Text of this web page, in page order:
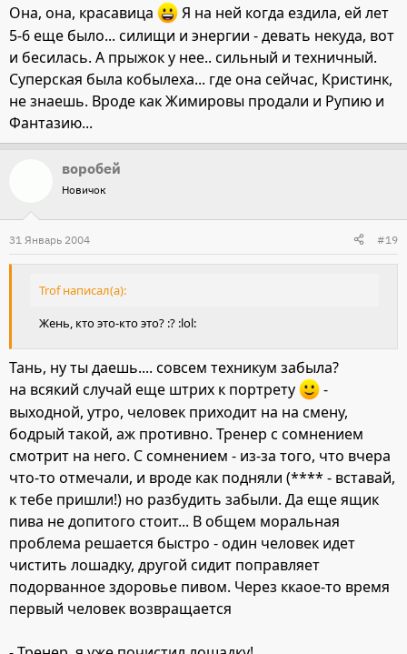
Она, она, красавица
Я на ней когда ездила, ей лет
5-6 еще было... силищи и энергии - девать некуда, вот
и бесилась. А прыжок у нее.. сильный и техничный.
Суперская была кобылеха... где она сейчас, Кристинк,
не знаешь. Вроде как Жимировы продали и Рупию и
Фантазию...
воробей
Новичок
31 Январь 2004 #19
Trof написал(а):
Жень, кто это-кто это? :? :lol:
Тань, ну ты даешь.... совсем техникум забыла?
на всякий случай еще штрих к портрету
-
выходной, утро, человек приходит на на смену,
бодрый такой, аж противно. Тренер с сомнением
смотрит на него. С сомнением - из-за того, что вчера
что-то отмечали, и вроде как подняли (**** - вставай,
к тебе пришли!) но разбудить забыли. Да еще ящик
пива не допитого стоит... В общем моральная
проблема решается быстро - один человек идет
чистить лошадку, другой сидит поправляет
подорванное здоровье пивом. Через ккаое-то время
первый человек возвращается